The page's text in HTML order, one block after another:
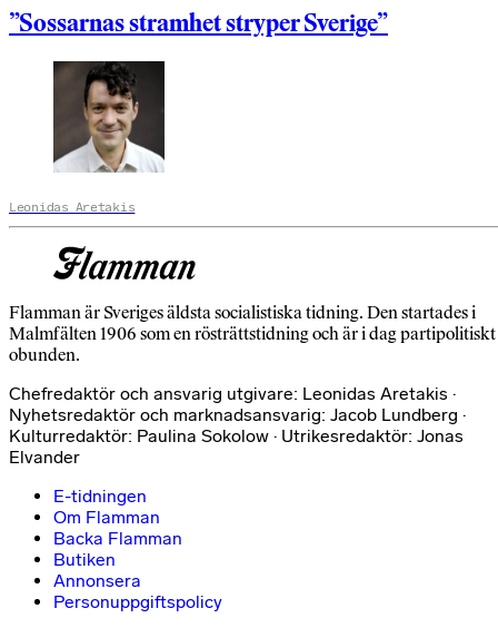
”Sossarnas stramhet stryper Sverige”
Leonidas Aretakis
Flamman är Sveriges äldsta socialistiska tidning. Den startades i
Malmfälten 1906 som en rösträttstidning och är i dag partipolitiskt
obunden.
Chefredaktör och ansvarig utgivare: Leonidas Aretakis ·
Nyhetsredaktör och marknadsansvarig: Jacob Lundberg ·
Kulturredaktör: Paulina Sokolow · Utrikesredaktör: Jonas
Elvander
E-tidningen
Om Flamman
Backa Flamman
Butiken
Annonsera
Personuppgiftspolicy